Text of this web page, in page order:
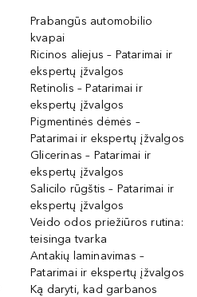
Prabangūs automobilio
kvapai
Ricinos aliejus – Patarimai ir
ekspertų įžvalgos
Retinolis – Patarimai ir
ekspertų įžvalgos
Pigmentinės dėmės –
Patarimai ir ekspertų įžvalgos
Glicerinas – Patarimai ir
ekspertų įžvalgos
Salicilo rūgštis – Patarimai ir
ekspertų įžvalgos
Veido odos priežiūros rutina:
teisinga tvarka
Antakių laminavimas –
Patarimai ir ekspertų įžvalgos
Ką daryti, kad garbanos